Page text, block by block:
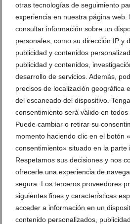
otras tecnologías de seguimiento
experiencia en nuestra página web.
consultar información sobre un
personales, como su dirección IP y
publicidad y contenidos
publicidad y contenidos,
desarrollo de servicios. Además,
precisos de localización geográfica
del escaneado del dispositivo.
consentimiento será válido en todos
Puede cambiar o retirar su
momento haciendo clic en el botón
consentimiento» situado en la parte
Respetamos sus decisiones y nos
ofrecerle una experiencia de
segura. Los terceros proveedores
siguientes fines y características
acceder a información en un
contenido personalizados,
Clasificado en:
Nazareno,Romería Nazareno
ARTÍCULOS RELACIONADOS